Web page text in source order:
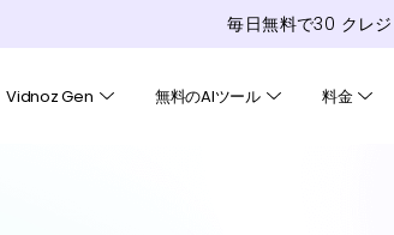
毎日無料で30 クレ
Vidnoz Gen 無料のAIツール 料金